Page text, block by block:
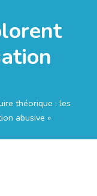
théorique : les
abusive »